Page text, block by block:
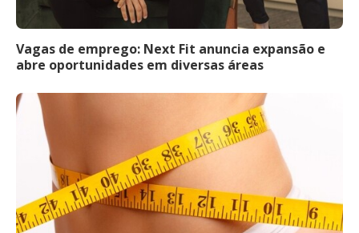
Vagas de emprego: Next Fit anuncia expansão e
abre oportunidades em diversas áreas